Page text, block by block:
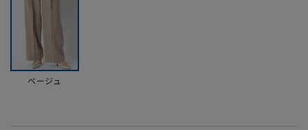
ベージュ